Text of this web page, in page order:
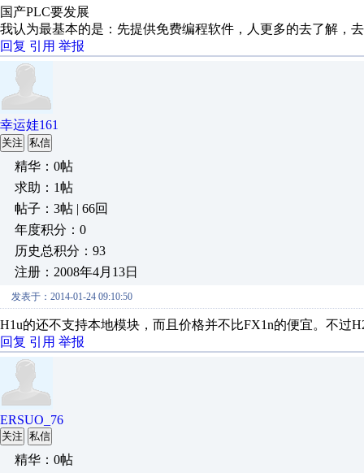
国产PLC要发展
我认为最基本的是：先提供免费编程软件，人更多的去了解，
回复 引用 举报
幸运娃161
关注 私信
精华：0帖
求助：1帖
帖子：3帖 | 66回
年度积分：0
历史总积分：93
注册：2008年4月13日
发表于：2014-01-24 09:10:50
H1u的还不支持本地模块，而且价格并不比FX1n的便宜。不过
回复 引用 举报
ERSUO_76
关注 私信
精华：0帖